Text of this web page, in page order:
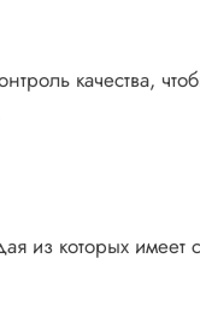
качества,
из которых имеет